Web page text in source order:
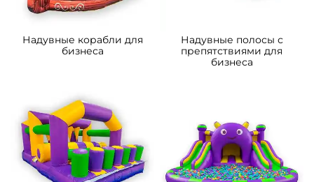
Надувные корабли для
бизнеса
Надувные полосы с
препятствиями для
бизнеса